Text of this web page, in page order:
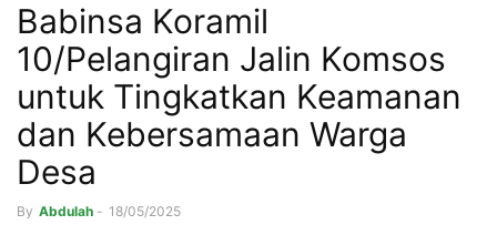
Babinsa Koramil
10/Pelangiran Jalin Komsos
untuk Tingkatkan Keamanan
dan Kebersamaan Warga
Desa
By Abdulah - 18/05/2025